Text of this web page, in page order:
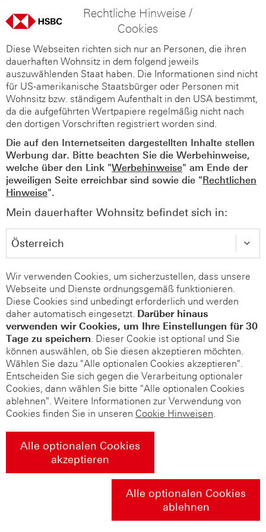
Rechtliche Hinweise /
Cookies
Diese Webseiten richten sich nur an Personen, die ihren
dauerhaften Wohnsitz in dem folgend jeweils
auszuwählenden Staat haben. Die Informationen sind nicht
für US-amerikanische Staatsbürger oder Personen mit
Wohnsitz bzw. ständigem Aufenthalt in den USA bestimmt,
da die aufgeführten Wertpapiere regelmäßig nicht nach
den dortigen Vorschriften registriert worden sind.
Die auf den Internetseiten dargestellten Inhalte stellen
Werbung dar. Bitte beachten Sie die Werbehinweise,
welche über den Link "Werbehinweise" am Ende der
jeweiligen Seite erreichbar sind sowie die "Rechtlichen
Hinweise".
Mein dauerhafter Wohnsitz befindet sich in:
Wir verwenden Cookies, um sicherzustellen, dass unsere
Webseite und Dienste ordnungsgemäß funktionieren.
Diese Cookies sind unbedingt erforderlich und werden
daher automatisch eingesetzt. Darüber hinaus
verwenden wir Cookies, um Ihre Einstellungen für 30
Tage zu speichern. Dieser Cookie ist optional und Sie
können auswählen, ob Sie diesen akzeptieren möchten.
Wählen Sie dazu "Alle optionalen Cookies akzeptieren".
Entscheiden Sie sich gegen die Verarbeitung optionaler
Cookies, dann wählen Sie bitte "Alle optionalen Cookies
ablehnen". Weitere Informationen zur Verwendung von
Cookies finden Sie in unseren Cookie Hinweisen.
Alle optionalen Cookies
akzeptieren
Alle optionalen Cookies
ablehnen